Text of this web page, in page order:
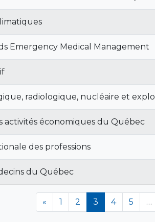
Emergency Medical Management
radiologique, nucléaire et
activités économiques du Québec
des professions
du Québec
« 1 2 3 (en cours)
4 5 …